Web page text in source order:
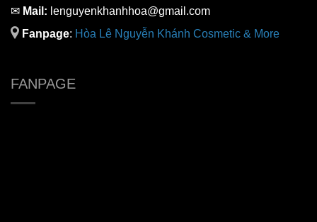
✉ Mail: lenguyenkhanhhoa@gmail.com
Fanpage: Hòa Lê Nguyễn Khánh Cosmetic & More
FANPAGE